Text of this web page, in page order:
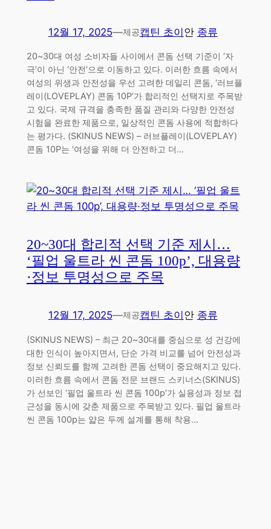
12월 17, 2025—제공캡틴 초이안 종류
20~30대 여성 소비자들 사이에서 콘돔 선택 기준이 ‘자
극’이 아닌 ‘안전’으로 이동하고 있다. 이러한 흐름 속에서
여성의 위생과 안전성을 우선 고려한 데일리 콘돔, ‘러브플
레이(LOVEPLAY) 콘돔 10P’가 합리적인 선택지로 주목받
고 있다. 국제 규격을 충족한 품질 관리와 다양한 안전성
시험을 완료한 제품으로, 일상적인 콘돔 사용에 적합하다
는 평가다. (SKINUS NEWS) – 러브플레이(LOVEPLAY)
콘돔 10P는 ‘여성을 위해 더 안전하고 더…
20~30대 합리적 선택 기준 제시…
‘필업 울트라 씬 콘돔 100p’, 대용량
·정보 투명성으로 주목
12월 17, 2025—제공캡틴 초이 안 종류
(SKINUS NEWS) – 최근 20~30대를 중심으로 성 건강에
대한 인식이 높아지면서, 단순 가격 비교를 넘어 안전성과
정보 신뢰도를 함께 고려한 콘돔 선택이 중요해지고 있다.
이러한 흐름 속에서 콘돔 전문 브랜드 스키너스(SKINUS)
가 선보인 ‘필업 울트라 씬 콘돔 100p’가 실용성과 정보 접
근성을 동시에 갖춘 제품으로 주목받고 있다. 필업 울트라
씬 콘돔 100p는 얇은 두께 설계를 통해 착용…